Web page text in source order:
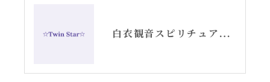
白衣観音スピリチュアル女神開花チーム活動記録YouTube②